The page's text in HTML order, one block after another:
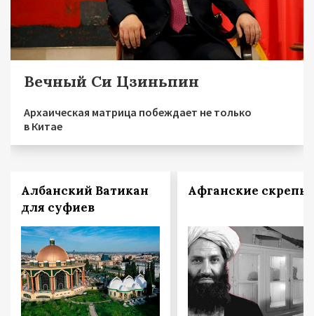
Вечный Си Цзиньпин
Архаическая матрица побеждает не только
в Китае
Албанский Ватикан
для суфиев
Афганские скрепы